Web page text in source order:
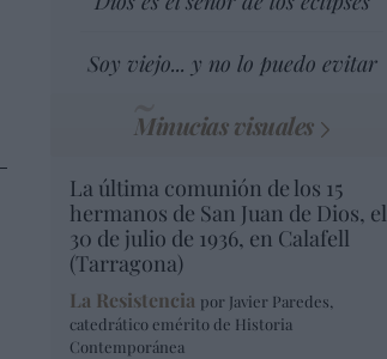
Soy viejo... y no lo puedo evitar
Minucias visuales
La última comunión de los 15
hermanos de San Juan de Dios, el
30 de julio de 1936, en Calafell
(Tarragona)
La Resistencia por Javier Paredes,
catedrático emérito de Historia
Contemporánea